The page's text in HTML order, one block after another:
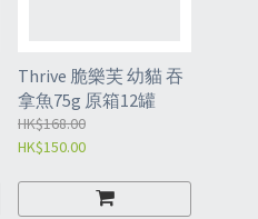
Thrive 脆樂芙 幼貓 吞
拿魚75g 原箱12罐
HK$168.00
HK$150.00